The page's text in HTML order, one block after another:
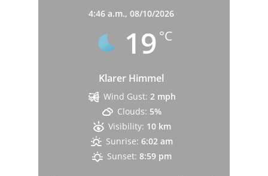
4:46 a.m., 08/10/2026
19 °C
Klarer Himmel
Wind Gust: 2 mph
Clouds: 5%
Visibility: 10 km
Sunrise: 6:02 am
Sunset: 8:59 pm